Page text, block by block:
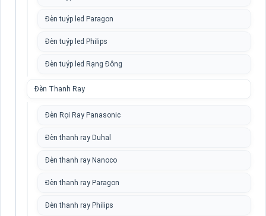
Đèn tuýp led Paragon
Đèn tuýp led Philips
Đèn tuýp led Rạng Đông
Đèn Thanh Ray
Đèn Rọi Ray Panasonic
Đèn thanh ray Duhal
Đèn thanh ray Nanoco
Đèn thanh ray Paragon
Đèn thanh ray Philips